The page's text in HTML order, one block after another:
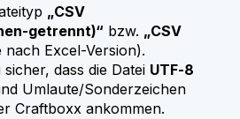
„CSV
getrennt)“ bzw. „CSV
nach Excel-Version).
dass die Datei UTF‑8
Umlaute/Sonderzeichen
Craftboxx ankommen.